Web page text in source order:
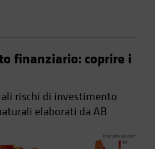
finanziario: coprire i
rischi di investimento
elaborati da AB